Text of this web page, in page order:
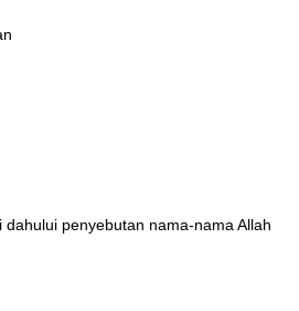
penyebutan nama-nama Allah